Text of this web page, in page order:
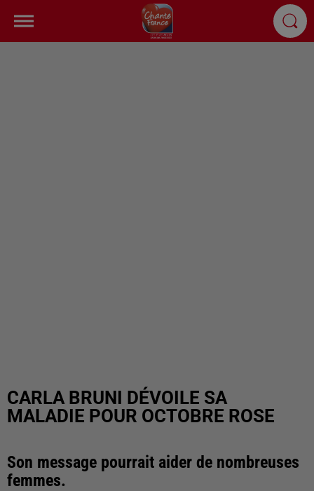
CARLA BRUNI DÉVOILE SA
MALADIE POUR OCTOBRE ROSE
Son message pourrait aider de nombreuses
femmes.